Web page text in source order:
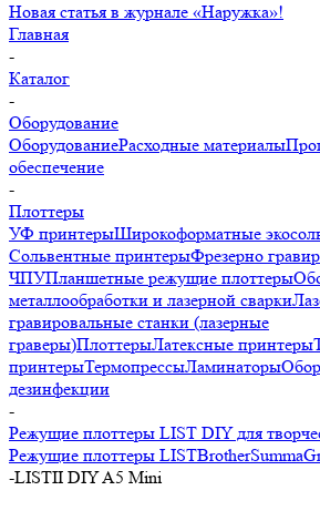
Новая статья в журнале «Наружка»!
Главная
-
Каталог
-
Оборудование
ОборудованиеРасходные материалы
обеспечение
-
Плоттеры
УФ принтерыШирокоформатные
Сольвентные принтерыФрезерно
ЧПУПланшетные режущие плоттеры
металлообработки и лазерной сварки
гравировальные станки (лазерные
граверы)ПлоттерыЛатексные принтеры
принтерыТермопрессыЛаминаторы
дезинфекции
-
Режущие плоттеры LIST DIY для
Режущие плоттеры LISTBrotherSumma
-LISTII DIY A5 Mini